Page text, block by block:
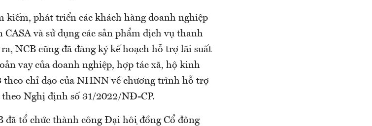
phát triển các khách hàng doanh nghiệp
và sử dụng các sản phẩm dịch vụ thanh
NCB cũng đã đăng ký kế hoạch hỗ trợ lãi suất
vay của doanh nghiệp, hợp tác xã, hộ kinh
theo chỉ đạo của NHNN về chương trình hỗ trợ
Nghị định số 31/2022/NĐ-CP.
đã tổ chức thành công Đại hội đồng Cổ đông